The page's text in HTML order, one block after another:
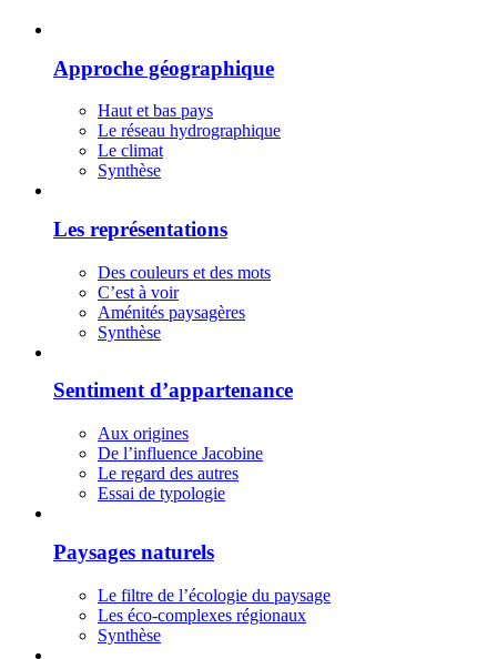
Approche géographique
Haut et bas pays
Le réseau hydrographique
Le climat
Synthèse
Les représentations
Des couleurs et des mots
C’est à voir
Aménités paysagères
Synthèse
Sentiment d’appartenance
Aux origines
De l’influence Jacobine
Le regard des autres
Essai de typologie
Paysages naturels
Le filtre de l’écologie du paysage
Les éco-complexes régionaux
Synthèse